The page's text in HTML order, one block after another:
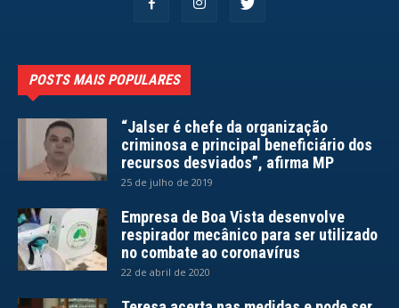
POSTS MAIS POPULARES
“Jalser é chefe da organização
criminosa e principal beneficiário dos
recursos desviados”, afirma MP
25 de julho de 2019
Empresa de Boa Vista desenvolve
respirador mecânico para ser utilizado
no combate ao coronavírus
22 de abril de 2020